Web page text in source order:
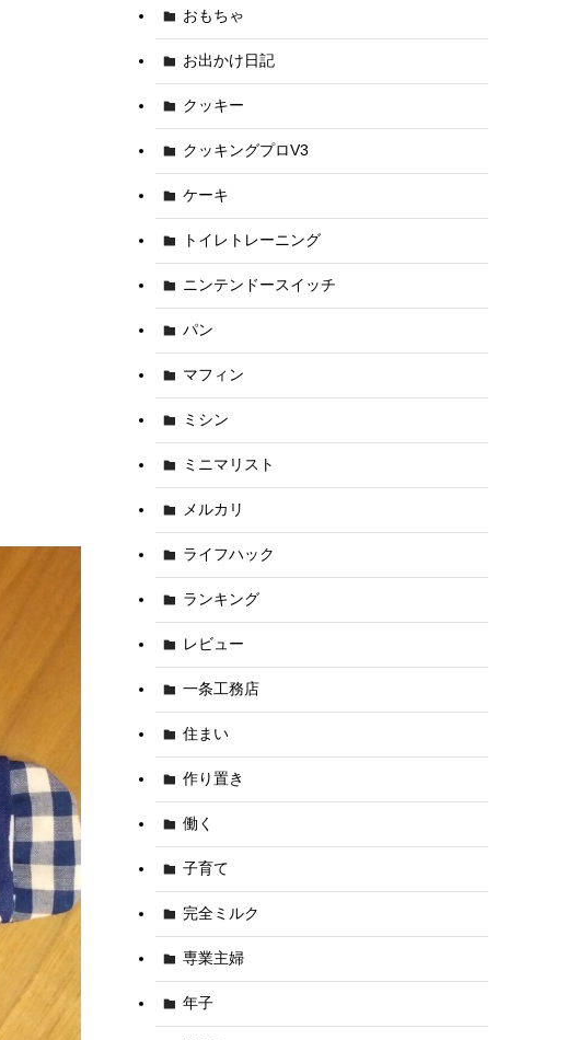
おもちゃ
お出かけ日記
クッキー
クッキングプロV3
ケーキ
トイレトレーニング
ニンテンドースイッチ
パン
マフィン
ミシン
ミニマリスト
メルカリ
ライフハック
ランキング
レビュー
一条工務店
住まい
作り置き
働く
子育て
完全ミルク
専業主婦
年子